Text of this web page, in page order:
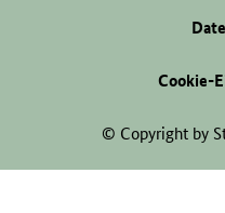
Cookie-
© Copyright by